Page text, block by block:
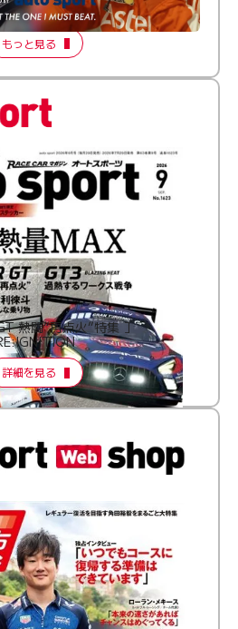
Episode 2
もっと見る
熱闘“再点火”特集 ］
詳細を見る